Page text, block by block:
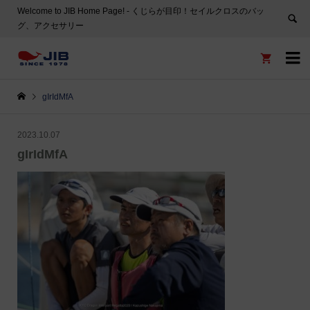
Welcome to JIB Home Page! ‐ くじらが目印！セイルクロスのバッ
グ、アクセサリー


gIrIdMfA
2023.10.07
gIrIdMfA